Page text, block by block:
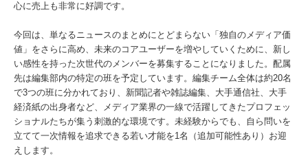
心に売上も非常に好調です。
今回は、単なるニュースのまとめにとどまらない「独自のメディア価
値」をさらに高め、未来のコアユーザーを増やしていくために、新し
い感性を持った次世代のメンバーを募集することになりました。配属
先は編集部内の特定の班を予定しています。編集チーム全体は約20名
で3つの班に分かれており、新聞記者や雑誌編集、大手通信社、大手
経済紙の出身者など、メディア業界の一線で活躍してきたプロフェッ
ショナルたちが集う刺激的な環境です。未経験からでも、自ら問いを
立てて一次情報を追求できる若い才能を1名（追加可能性あり）お迎
えします。